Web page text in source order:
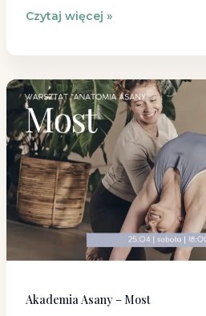
Czytaj więcej »
Akademia Asany – Most
Akademia
Asany
–
Most